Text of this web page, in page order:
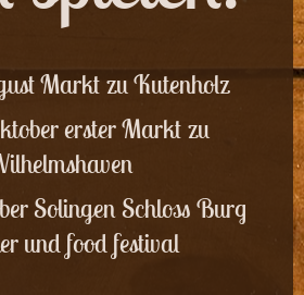
Markt zu Kutenholz
erster Markt zu
Solingen Schloss Burg
und food festival